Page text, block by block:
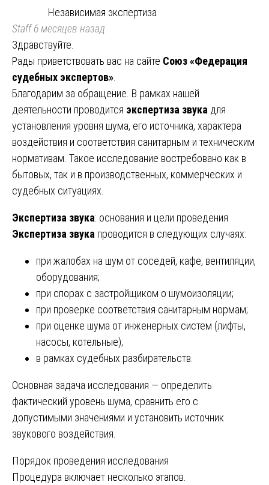
Независимая экспертиза
Staff6 месяцев назад
Здравствуйте.
Рады приветствовать вас на сайте Союз «Федерация
судебных экспертов»
Благодарим за обращение. В рамках нашей
деятельности проводится экспертиза звука для
установления уровня шума, его источника, характера
воздействия и соответствия санитарным и техническим
нормативам. Такое исследование востребовано как в
бытовых, так и в производственных, коммерческих и
судебных ситуациях.
Экспертиза звука: основания и цели проведения
Экспертиза звука проводится в следующих случаях:
при жалобах на шум от соседей, кафе, вентиляции,
оборудования;
при спорах с застройщиком о шумоизоляции;
при проверке соответствия санитарным нормам;
при оценке шума от инженерных систем (лифты,
насосы, котельные);
в рамках судебных разбирательств.
Основная задача исследования — определить
фактический уровень шума, сравнить его с
допустимыми значениями и установить источник
звукового воздействия.
Порядок проведения исследования
Процедура включает несколько этапов.